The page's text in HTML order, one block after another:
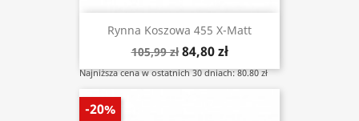
Rynna Koszowa 455 X-Matt
105,99 zł 84,80 zł
Najniższa cena w ostatnich 30 dniach: 80.80 zł
-20%